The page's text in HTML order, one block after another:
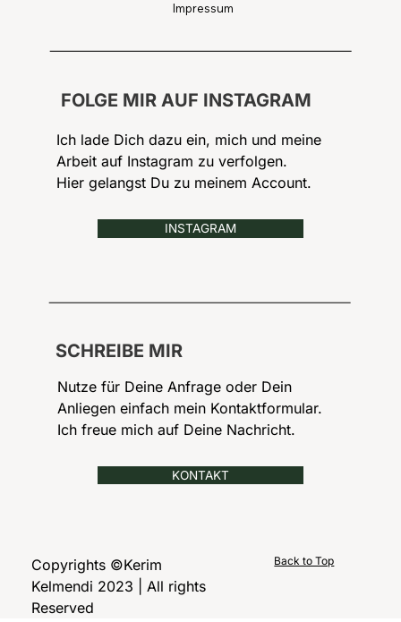
Back to Top
Copyrights ©Kerim
Kelmendi 2023 | All rights
Reserved
KONTAKT
Nutze für Deine Anfrage oder Dein
Anliegen einfach mein Kontaktformular.
Ich freue mich auf Deine Nachricht.
SCHREIBE MIR
INSTAGRAM
Ich lade Dich dazu ein, mich und meine
Arbeit auf Instagram zu verfolgen.
Hier gelangst Du zu meinem Account.
FOLGE MIR AUF INSTAGRAM
Impressum